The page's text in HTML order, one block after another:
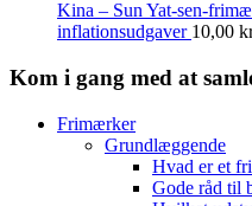
Kina – Sun Yat-sen-
inflationsudgaver 10,00
Kom i gang med at
Frimærker
Grundlæggende
Hvad er et
Gode råd til